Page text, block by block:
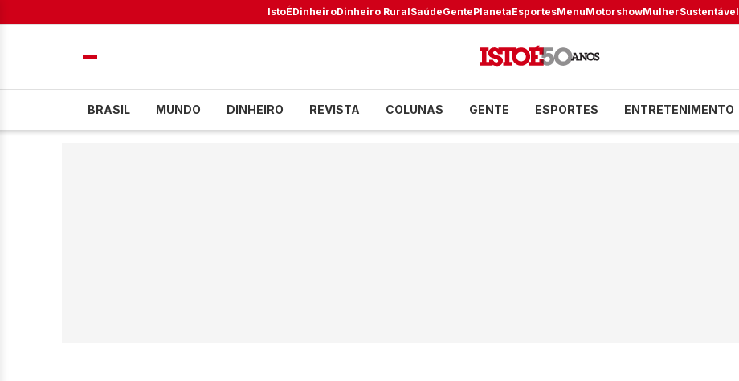
IstoÉDinheiroDinheiro RuralSaúdeGentePlanetaEsportesMenuMotorshowMulherSustentável
BRASIL MUNDO DINHEIRO REVISTA COLUNAS GENTE ESPORTES ENTRETENIMENTO